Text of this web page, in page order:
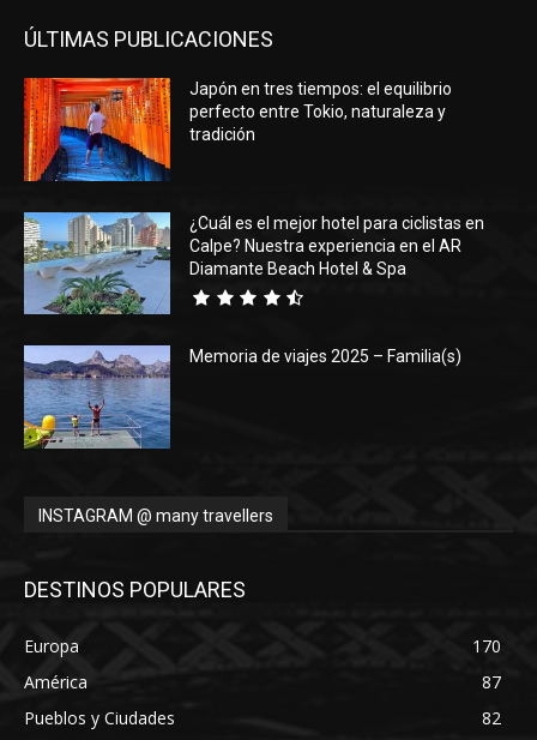
ÚLTIMAS PUBLICACIONES
Japón en tres tiempos: el equilibrio
perfecto entre Tokio, naturaleza y
tradición
¿Cuál es el mejor hotel para ciclistas en
Calpe? Nuestra experiencia en el AR
Diamante Beach Hotel & Spa
Memoria de viajes 2025 – Familia(s)
INSTAGRAM @ many travellers
DESTINOS POPULARES
Europa
170
América
87
Pueblos y Ciudades
82